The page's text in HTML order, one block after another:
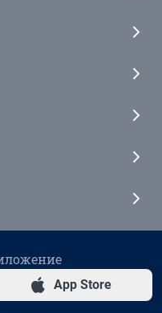
App Store